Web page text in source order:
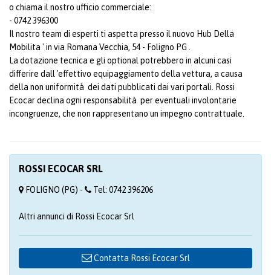
o chiama il nostro ufficio commerciale:
- 0742 396300
Il nostro team di esperti ti aspetta presso il nuovo Hub Della
Mobilita ' in via Romana Vecchia, 54 - Foligno PG .
La dotazione tecnica e gli optional potrebbero in alcuni casi
differire dall 'effettivo equipaggiamento della vettura, a causa
della non uniformità dei dati pubblicati dai vari portali. Rossi
Ecocar declina ogni responsabilità per eventuali involontarie
incongruenze, che non rappresentano un impegno contrattuale.
ROSSI ECOCAR SRL
FOLIGNO (PG) - Tel: 0742 396206
Altri annunci di Rossi Ecocar Srl
Contatta Rossi Ecocar Srl